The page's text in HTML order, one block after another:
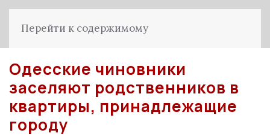
Перейти к содержимому
Одесские чиновники
заселяют родственников в
квартиры, принадлежащие
городу